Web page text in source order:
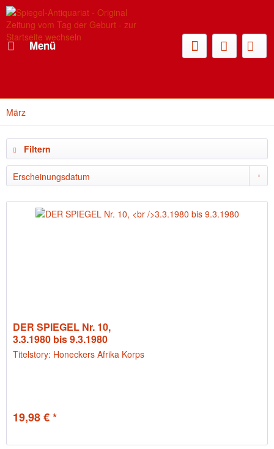
Menü
März
Filtern
DER SPIEGEL Nr. 10,
3.3.1980 bis 9.3.1980
Titelstory: Honeckers Afrika Korps
19,98 € *